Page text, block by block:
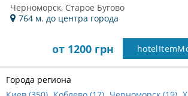
Черноморск, Старое Бугово
764 м. до центра города
от 1200 грн
Города региона